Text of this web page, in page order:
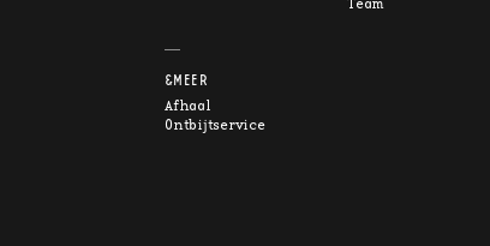
&MEER
Afhaal
Ontbijtservice
Team